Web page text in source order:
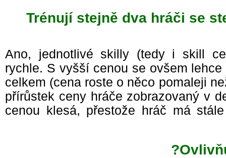
Trénují stejně dva hráči se
Ano, jednotlivé skilly (tedy i skill
rychle. S vyšší cenou se ovšem
celkem (cena roste o něco pomaleji
přírůstek ceny hráče zobrazovaný v
cenou klesá, přestože hráč má